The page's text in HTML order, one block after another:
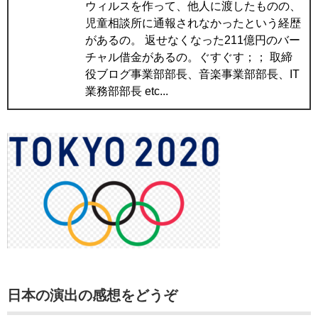
ウィルスを作って、他人に渡したものの、
児童相談所に通報されなかったという経歴
があるの。 返せなくなった211億円のバー
チャル借金があるの。ぐすぐす；； 取締
役ブログ事業部部長、音楽事業部部長、IT
業務部部長 etc...
日本の演出の感想をどうぞ